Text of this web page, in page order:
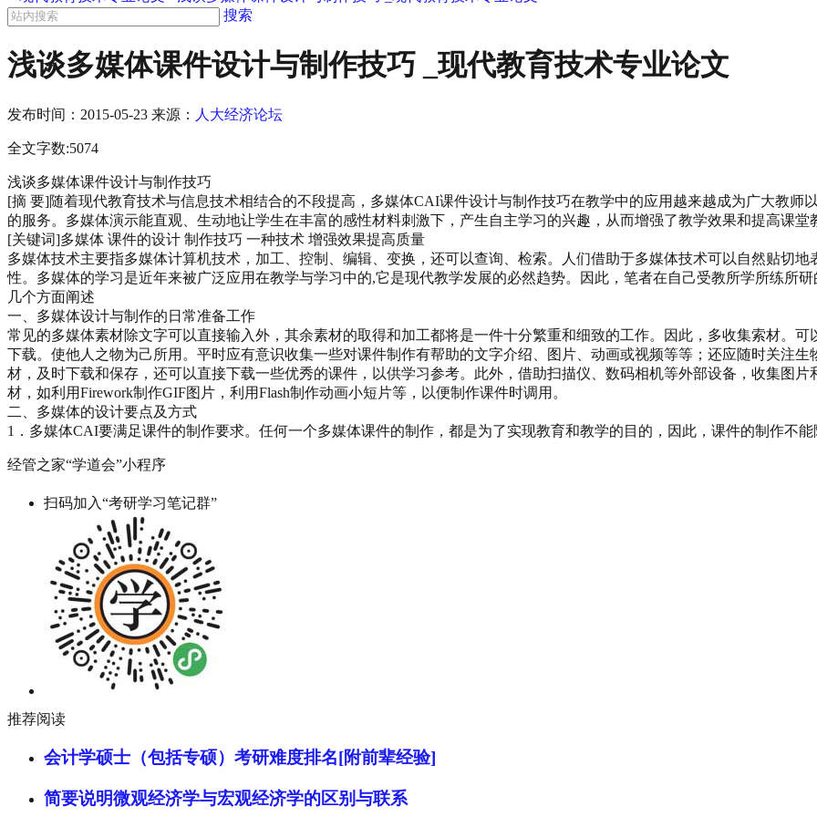
搜索
浅谈多媒体课件设计与制作技巧 _现代教育技术专业论文
发布时间： 2015-05-23 来源： 人大经济论坛
全文字数:5074
浅谈多媒体课件设计与制作技巧
[摘 要]随着现代教育技术与信息技术相结合的不段提高，多媒体CAI课件设计与制作技巧在教学中的应用越来越成为广大教师
的服务。多媒体演示能直观、生动地让学生在丰富的感性材料刺激下，产生自主学习的兴趣，从而增强了教学效果和提高课堂
[关键词]多媒体 课件的设计 制作技巧 一种技术 增强效果提高质量
多媒体技术主要指多媒体计算机技术，加工、控制、编辑、变换，还可以查询、检索。人们借助于多媒体技术可以自然贴切
性。多媒体的学习是近年来被广泛应用在教学与学习中的,它是现代教学发展的必然趋势。因此，笔者在自己受教所学所练所
几个方面阐述
一、多媒体设计与制作的日常准备工作
常见的多媒体素材除文字可以直接输入外，其余素材的取得和加工都将是一件十分繁重和细致的工作。因此，多收集索材。
下载。使他人之物为己所用。平时应有意识收集一些对课件制作有帮助的文字介绍、图片、动画或视频等等；还应随时关注
材，及时下载和保存，还可以直接下载一些优秀的课件，以供学习参考。此外，借助扫描仪、数码相机等外部设备，收集图
材，如利用Firework制作GIF图片，利用Flash制作动画小短片等，以便制作课件时调用。
二、多媒体的设计要点及方式
1．多媒体CAI要满足课件的制作要求。任何一个多媒体课件的制作，都是为了实现教育和教学的目的，因此，课件的制作不能
经管之家“学道会”小程序
扫码加入“考研学习笔记群”
推荐阅读
会计学硕士（包括专硕）考研难度排名[附前辈经验]
简要说明微观经济学与宏观经济学的区别与联系